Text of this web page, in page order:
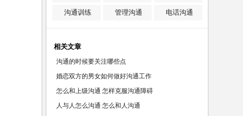
沟通训练 管理沟通 电话沟通
相关文章
沟通的时候要关注哪些点
婚恋双方的男女如何做好沟通工作
怎么和上级沟通 怎样克服沟通障碍
人与人怎么沟通 怎么和人沟通